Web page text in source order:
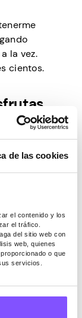
de las cookies
el contenido y los
el tráfico.
del sitio web con
web, quienes
o que
servicios.
la vez.
cientos.
de la
en su
el